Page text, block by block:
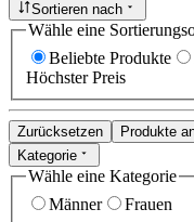
Sortieren nach
Wähle eine
Beliebte Produkte
Höchster Preis
Zurücksetzen
Produkte
Kategorie
Wähle eine Kategorie
Männer
Frauen